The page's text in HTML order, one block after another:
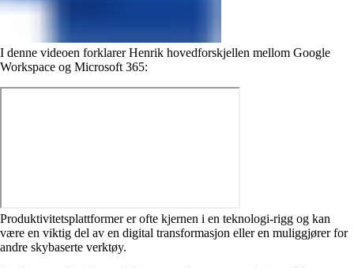
I denne videoen forklarer Henrik hovedforskjellen mellom Google
Workspace og Microsoft 365:
Produktivitetsplattformer er ofte kjernen i en teknologi-rigg og kan
være en viktig del av en digital transformasjon eller en muliggjører for
andre skybaserte verktøy.